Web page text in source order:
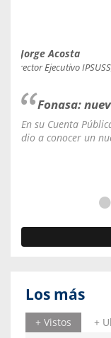
Jorge Acosta
Director Ejecutivo
Fonasa:
En su Cuenta
dio a conocer un
Los más
+ Vistos
+